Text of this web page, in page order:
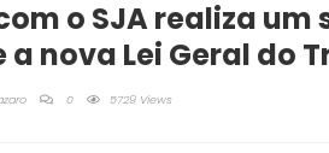
o SJA realiza
nova Lei Geral do
0 5729 Views